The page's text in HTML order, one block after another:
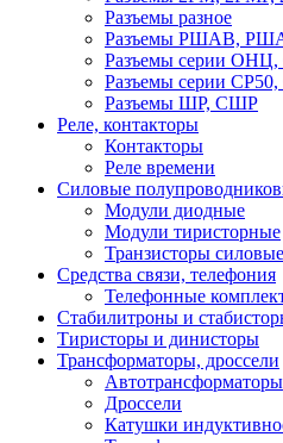
Разъемы разное
Разъемы РШАВ,
Разъемы серии
Разъемы серии
Разъемы ШР, СШР
Реле, контакторы
Контакторы
Реле времени
Силовые
Модули диодные
Модули тиристорные
Транзисторы
Средства связи, телефония
Телефонные
Стабилитроны и
Тиристоры и динисторы
Трансформаторы, дроссели
Автотрансформаторы
Дроссели
Катушки